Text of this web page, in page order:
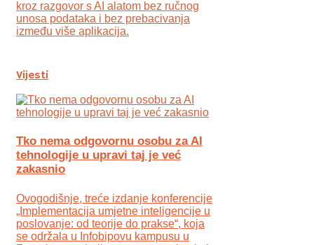
kroz razgovor s AI alatom bez ručnog
unosa podataka i bez prebacivanja
između više aplikacija.
Vijesti
Tko nema odgovornu osobu za AI
tehnologije u upravi taj je već
zakasnio
Ovogodišnje, treće izdanje konferencije
„Implementacija umjetne inteligencije u
poslovanje: od teorije do prakse“, koja
se održala u Infobipovu kampusu u